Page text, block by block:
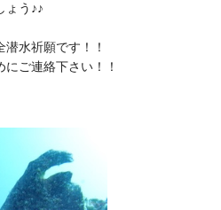
ょう♪♪
水祈願です！！
ご連絡下さい！！